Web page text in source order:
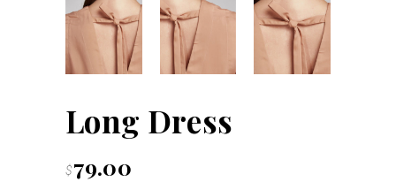
Long Dress
$79.00